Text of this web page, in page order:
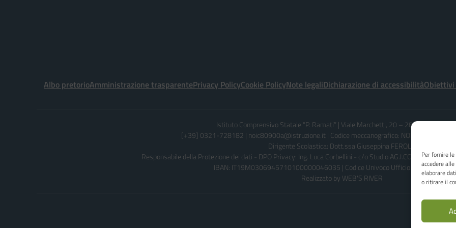
Per fornire
accedere
elaborare
o ritirare il
Albo pretorioAmministrazione trasparentePrivacy PolicyCookie PolicyNote legaliDichiarazione di accessibilità
Istituto Comprensivo Statale “P. Ramati” | Viale Marchetti, 20 – 28065 CERANO
[+39] 0321-728182 | noic80900a@istruzione.it | Codice meccanografico: NOIC80900A -
Dirigente Scolastica: Dott.ssa Giuseppina FEROLO
Responsabile della Protezione dei dati - DPO Privacy: Ing. Luca Corbellini - c/o Studio AG.I.COM. S.r.l. -
IBAN: IT19M0306945710100000046035 | Codice Univoco Ufficio per Fatture:
Realizzato by WEB'S RIVER